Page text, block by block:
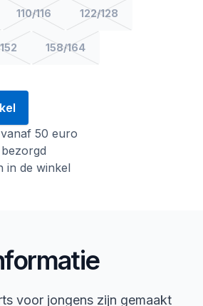
110/116 122/128
158/164
50 euro
in de winkel
voor jongens zijn gemaakt